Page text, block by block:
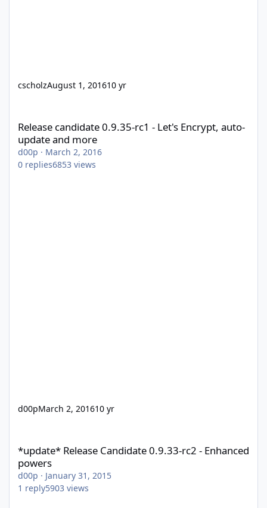
cscholzAugust 1, 201610 yr
Release candidate 0.9.35-rc1 - Let's Encrypt, auto-
update and more
d00p · March 2, 2016
0 replies6853 views
d00pMarch 2, 201610 yr
*update* Release Candidate 0.9.33-rc2 - Enhanced
powers
d00p · January 31, 2015
1 reply5903 views